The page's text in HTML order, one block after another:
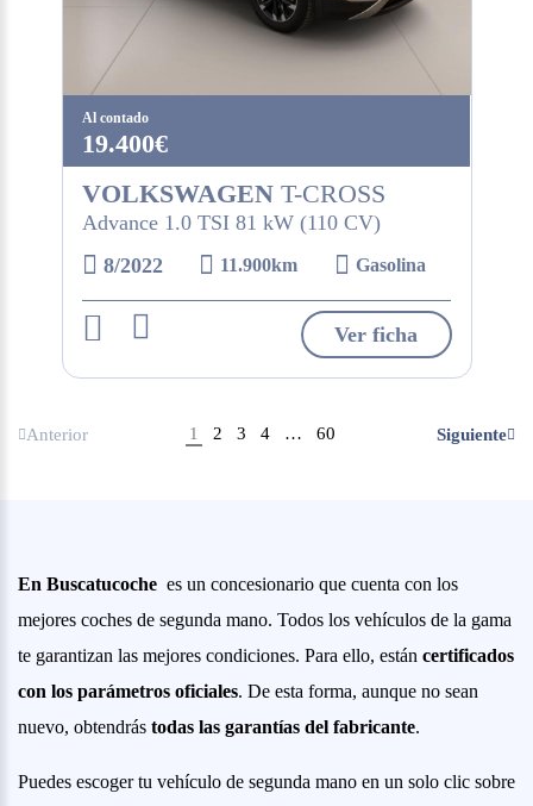
Al contado
19.400€
VOLKSWAGENT-CROSS
Advance 1.0 TSI 81 kW (110 CV)
8/2022
11.900km Gasolina
Ver ficha
Anterior 1 2 3 4 … 60 Siguiente
En Buscatucoche es un concesionario que cuenta con los
mejores coches de segunda mano. Todos los vehículos de la gama
te garantizan las mejores condiciones. Para ello, están certificados
con los parámetros oficiales. De esta forma, aunque no sean
nuevo, obtendrás todas las garantías del fabricante.
Puedes escoger tu vehículo de segunda mano en un solo clic sobre